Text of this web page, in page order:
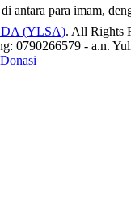
antara para imam,
(YLSA). All Rights
0790266579 - a.n.
Donasi